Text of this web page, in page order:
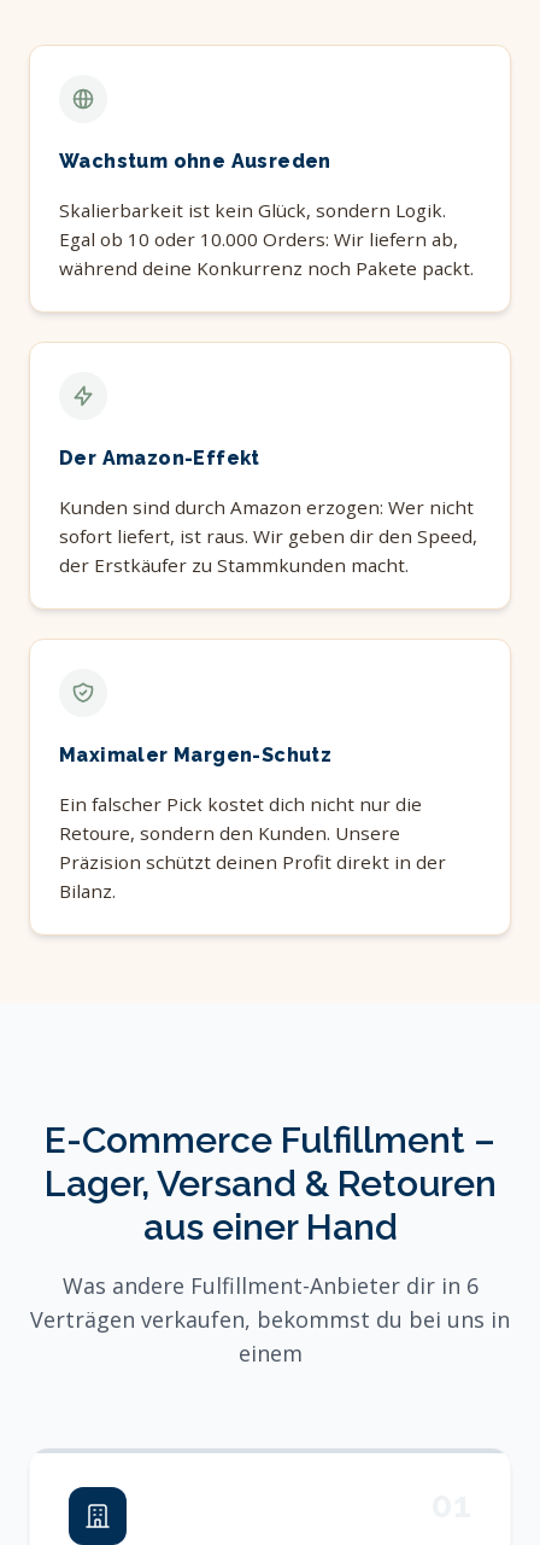
Wachstum ohne Ausreden
Skalierbarkeit ist kein Glück, sondern Logik.
Egal ob 10 oder 10.000 Orders: Wir liefern ab,
während deine Konkurrenz noch Pakete packt.
Der Amazon-Effekt
Kunden sind durch Amazon erzogen: Wer nicht
sofort liefert, ist raus. Wir geben dir den Speed,
der Erstkäufer zu Stammkunden macht.
Maximaler Margen-Schutz
Ein falscher Pick kostet dich nicht nur die
Retoure, sondern den Kunden. Unsere
Präzision schützt deinen Profit direkt in der
Bilanz.
E-Commerce Fulfillment –
Lager, Versand & Retouren
aus einer Hand
Was andere Fulfillment-Anbieter dir in 6
Verträgen verkaufen, bekommst du bei uns in
einem